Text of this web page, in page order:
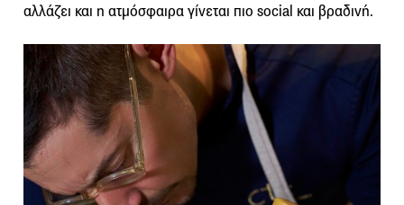
αλλάζει και η ατμόσφαιρα γίνεται πιο social και βραδινή.